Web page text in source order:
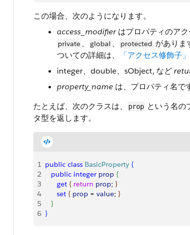
この場合、次のようになります。
access_modifierはプロパティのアク
private 、 global 、 protected がありま
ついての詳細は、
「アクセス修飾子」
integer、double、sObject, など
property_name は、プロパティ名で
たとえば、次のクラスは、
prop という名の
タ型を返します。
1 public class BasicProperty {
2
   public
integer prop {
3
      get
{ return prop; }
4
      set
{ prop = value; }
5
}
6 }